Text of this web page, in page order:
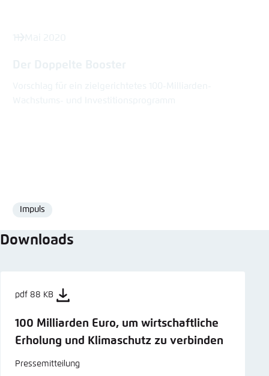
Format
Impuls
Downloads
pdf 88 KB
100 Milliarden Euro, um wirtschaftliche
Erholung und Klimaschutz zu verbinden
Pressemitteilung